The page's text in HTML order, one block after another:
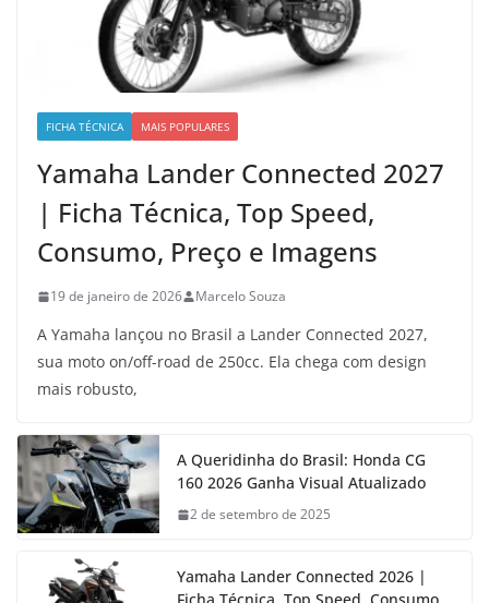
FICHA TÉCNICA MAIS POPULARES
Yamaha Lander Connected 2027
| Ficha Técnica, Top Speed,
Consumo, Preço e Imagens
19 de janeiro de 2026 Marcelo Souza
A Yamaha lançou no Brasil a Lander Connected 2027,
sua moto on/off-road de 250cc. Ela chega com design
mais robusto,
A Queridinha do Brasil: Honda CG
160 2026 Ganha Visual Atualizado
2 de setembro de 2025
Yamaha Lander Connected 2026 |